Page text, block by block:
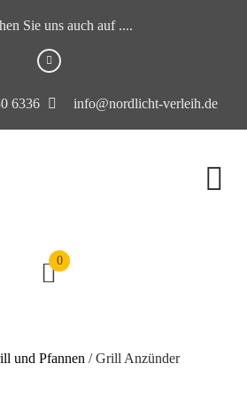
Sie uns auch auf ....
6336 info@nordlicht-verleih.de
0
und Pfannen / Grill Anzünder